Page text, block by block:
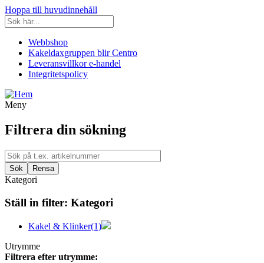
Hoppa till huvudinnehåll
Webbshop
Kakeldaxgruppen blir Centro
Leveransvillkor e-handel
Integritetspolicy
Meny
Filtrera din sökning
Kategori
Ställ in filter: Kategori
Kakel & Klinker(1)
Utrymme
Filtrera efter utrymme: